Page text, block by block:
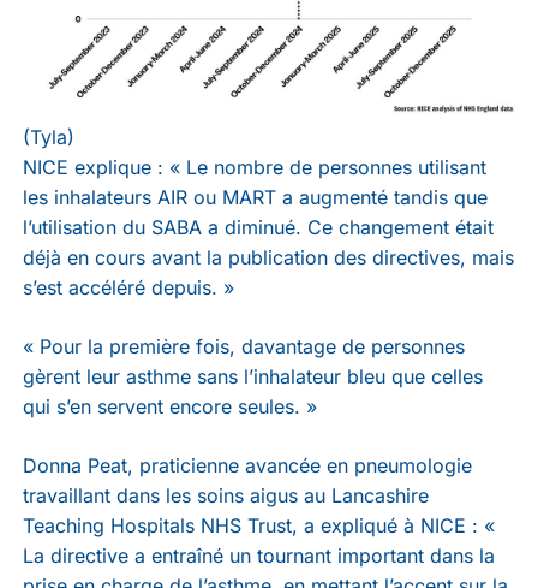
(Tyla)
NICE explique : « Le nombre de personnes utilisant
les inhalateurs AIR ou MART a augmenté tandis que
l’utilisation du SABA a diminué. Ce changement était
déjà en cours avant la publication des directives, mais
s’est accéléré depuis. »
« Pour la première fois, davantage de personnes
gèrent leur asthme sans l’inhalateur bleu que celles
qui s’en servent encore seules. »
Donna Peat, praticienne avancée en pneumologie
travaillant dans les soins aigus au Lancashire
Teaching Hospitals NHS Trust, a expliqué à NICE : «
La directive a entraîné un tournant important dans la